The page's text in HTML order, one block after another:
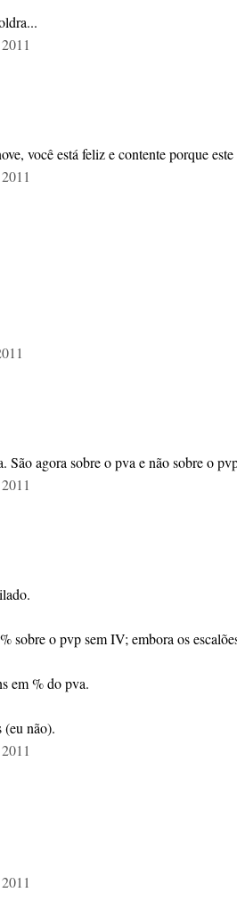
você está feliz e contente porque
São agora sobre o pva e não sobre o
sobre o pvp sem IV; embora os
em % do pva.
(eu não).